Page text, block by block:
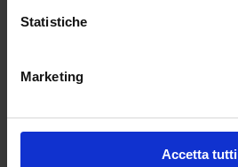
Statistiche
Marketing
Accetta tutti
Inghilterra, Germania o
la realizzazione di quanto